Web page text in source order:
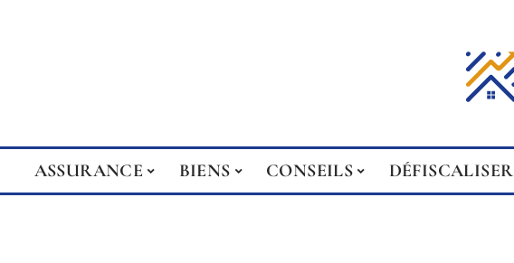
ASSURANCE BIENS CONSEILS DÉFISCALISER